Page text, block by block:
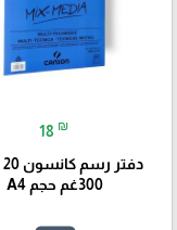
18 ₪
300غم حجم A4